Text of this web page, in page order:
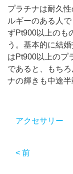
プラチナは耐久
ルギーのある人
ずPt900以上のも
う。基本的に結
はPt900以上のプ
であると、もち
ナの輝きも中途半
アクセサリー
< 前